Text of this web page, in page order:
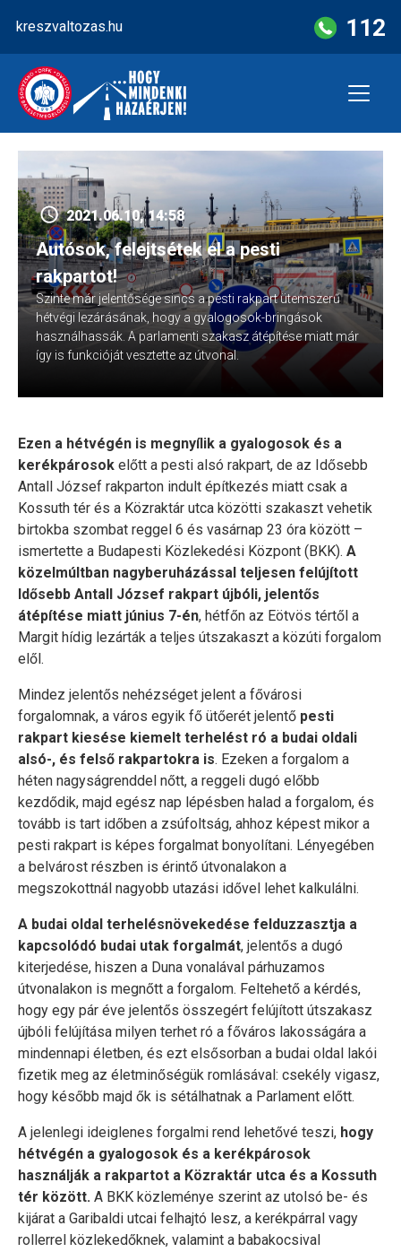
content
kreszvaltozas.hu 112
2021.06.10, 14:58
Autósok, felejtsétek el a pesti
rakpartot!
Szinte már jelentősége sincs a pesti rakpart ütemszerű
hétvégi lezárásának, hogy a gyalogosok-bringások
használhassák. A parlamenti szakasz átépítése miatt már
így is funkcióját vesztette az útvonal.
Ezen a hétvégén is megnyílik a gyalogosok és a
kerékpárosok előtt a pesti alsó rakpart, de az Idősebb
Antall József rakparton indult építkezés miatt csak a
Kossuth tér és a Közraktár utca közötti szakaszt vehetik
birtokba szombat reggel 6 és vasárnap 23 óra között –
ismertette a Budapesti Közlekedési Központ (BKK). A
közelmúltban nagyberuházással teljesen felújított
Idősebb Antall József rakpart újbóli, jelentős
átépítése miatt június 7-én, hétfőn az Eötvös tértől a
Margit hídig lezárták a teljes útszakaszt a közúti forgalom
elől.
Mindez jelentős nehézséget jelent a fővárosi
forgalomnak, a város egyik fő ütőerét jelentő pesti
rakpart kiesése kiemelt terhelést ró a budai oldali
alsó-, és felső rakpartokra is. Ezeken a forgalom a
héten nagyságrenddel nőtt, a reggeli dugó előbb
kezdődik, majd egész nap lépésben halad a forgalom, és
tovább is tart időben a zsúfoltság, ahhoz képest mikor a
pesti rakpart is képes forgalmat bonyolítani. Lényegében
a belvárost részben is érintő útvonalakon a
megszokottnál nagyobb utazási idővel lehet kalkulálni.
A budai oldal terhelésnövekedése felduzzasztja a
kapcsolódó budai utak forgalmát, jelentős a dugó
kiterjedése, hiszen a Duna vonalával párhuzamos
útvonalakon is megnőtt a forgalom. Feltehető a kérdés,
hogy egy pár éve jelentős összegért felújított útszakasz
újbóli felújítása milyen terhet ró a főváros lakosságára a
mindennapi életben, és ezt elsősorban a budai oldal lakói
fizetik meg az életminőségük romlásával: csekély vigasz,
hogy később majd ők is sétálhatnak a Parlament előtt.
A jelenlegi ideiglenes forgalmi rend lehetővé teszi, hogy
hétvégén a gyalogosok és a kerékpárosok
használják a rakpartot a Közraktár utca és a Kossuth
tér között. A BKK közleménye szerint az utolsó be- és
kijárat a Garibaldi utcai felhajtó lesz, a kerékpárral vagy
rollerrel közlekedőknek, valamint a babakocsival